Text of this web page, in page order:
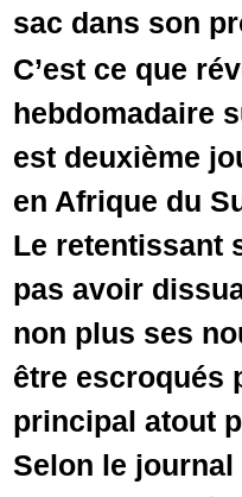
sac dans son
C’est ce que
hebdomadaire
est deuxième
en Afrique du
Le retentissant
pas avoir
non plus ses
être escroqués
principal atout
Selon le journal